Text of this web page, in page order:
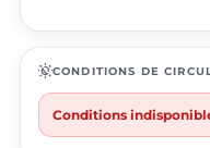
routineCONDITIONS DE
Conditions